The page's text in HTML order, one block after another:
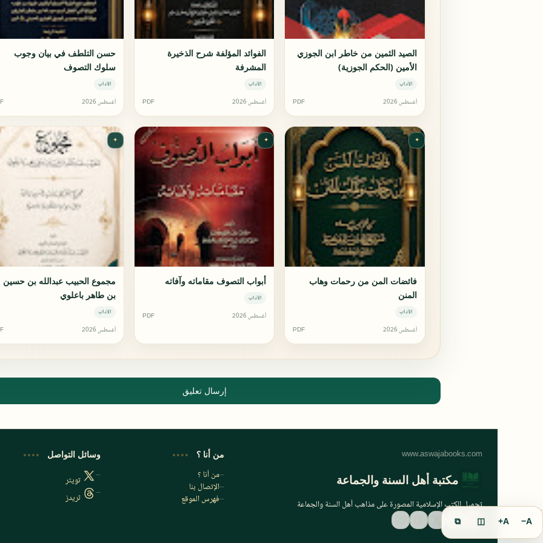
الصيد الثمين من خاطر ابن الجوزي
الأمين (الحكم الجوزية)
الآداب
أغسطس 2026 PDF
الفوائد المؤلفة شرح الذخيرة
المشرفة
الآداب
أغسطس 2026 PDF
حسن التلطف في بيان وجوب
سلوك التصوف
الآداب
أغسطس 2026
✦
فائضات المن من رحمات وهاب
المنن
الآداب
أغسطس 2026 PDF
✦
أبواب التصوف مقاماته وآفاته
الآداب
أغسطس 2026 PDF
✦
مجموع الحبيب عبدالله بن حسين
بن طاهر باعلوي
الآداب
أغسطس 2026
إرسال تعليق
مكتبة أهل السنة والجماعة
تحميل الكتب الإسلامية المصورة على مذاهب أهل السنة والجماعة
من أنا ؟
من أنا ؟
الإتصال بنا
فهرس الموقع
وسائل التواصل
تويتر
ثريدز
A−
A+
◫
⧉